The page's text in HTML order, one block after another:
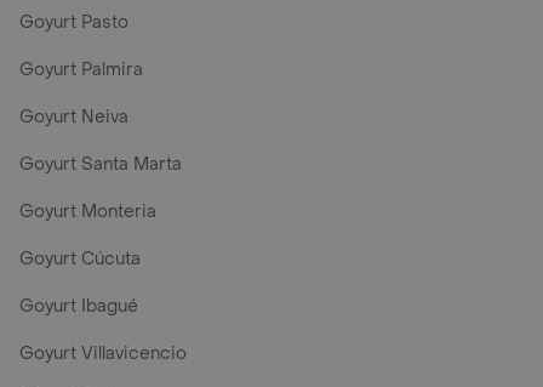
Goyurt Pasto
Goyurt Palmira
Goyurt Neiva
Goyurt Santa Marta
Goyurt Monteria
Goyurt Cúcuta
Goyurt Ibagué
Goyurt Villavicencio